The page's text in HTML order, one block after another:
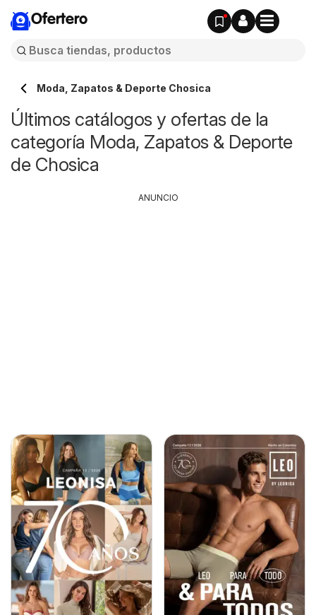
Ofertero
Moda, Zapatos & Deporte Chosica
Últimos catálogos y ofertas de la
categoría Moda, Zapatos & Deporte
de Chosica
ANUNCIO